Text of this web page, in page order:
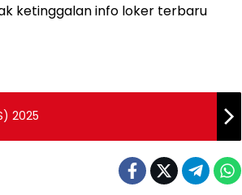
ketinggalan info loker terbaru
2025